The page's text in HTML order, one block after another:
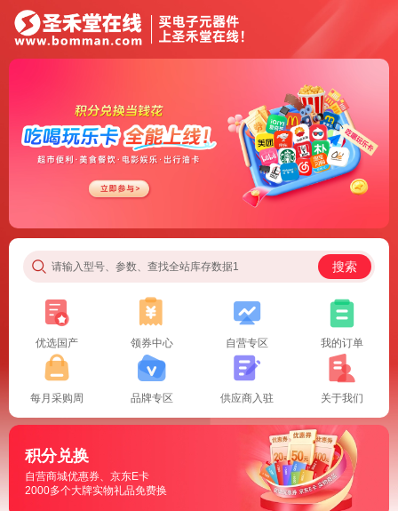
请输入型号、参数、查找全站库存数据1 搜索
优选国产 领券中心 自营专区 我的订单
每月采购周 品牌专区 供应商入驻 关于我们
积分兑换
自营商城优惠券、京东E卡
2000多个大牌实物礼品免费换